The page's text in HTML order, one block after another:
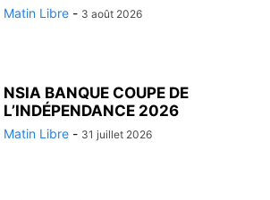
Matin Libre - 3 août 2026
NSIA BANQUE COUPE DE
L’INDÉPENDANCE 2026
Matin Libre - 31 juillet 2026